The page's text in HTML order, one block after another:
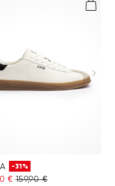
-31%
€ 159,90 €